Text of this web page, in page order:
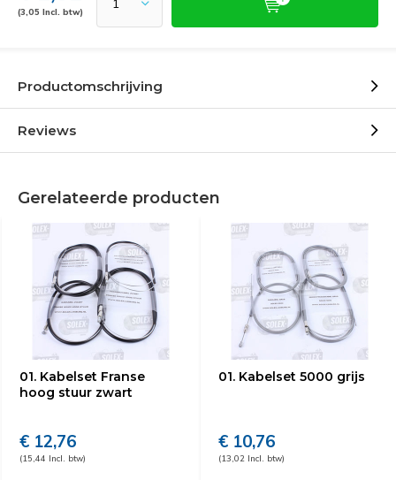
(3,05 Incl. btw)
Productomschrijving
Reviews
Gerelateerde producten
01. Kabelset Franse
hoog stuur zwart
€ 12,76
(15,44 Incl. btw)
01. Kabelset 5000 grijs
€ 10,76
(13,02 Incl. btw)